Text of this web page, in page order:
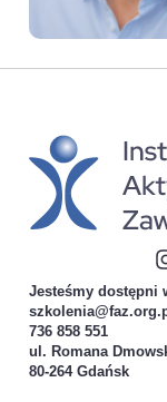
Jesteśmy dostępni
736 858 551
ul. Romana
80-264 Gdańsk